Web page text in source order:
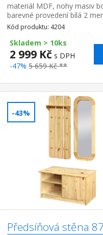
materiál MDF, nohy masiv
barevné provedení bílá 2
větší zásuvky
Kód produktu: 4204
Skladem > 10ks
2 999 Kč s DPH
-47% 5 659 Kč **
-43%
Předsíňová stěna